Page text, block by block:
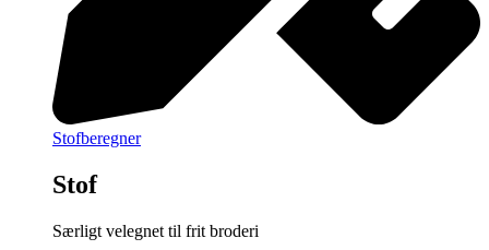
Stofberegner
Stof
Særligt velegnet til frit broderi